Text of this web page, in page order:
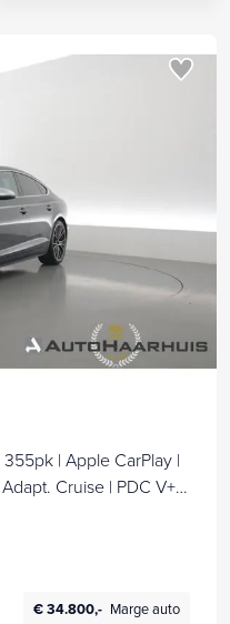
| Apple CarPlay |
Cruise | PDC V+A
€ 34.800,- Marge auto